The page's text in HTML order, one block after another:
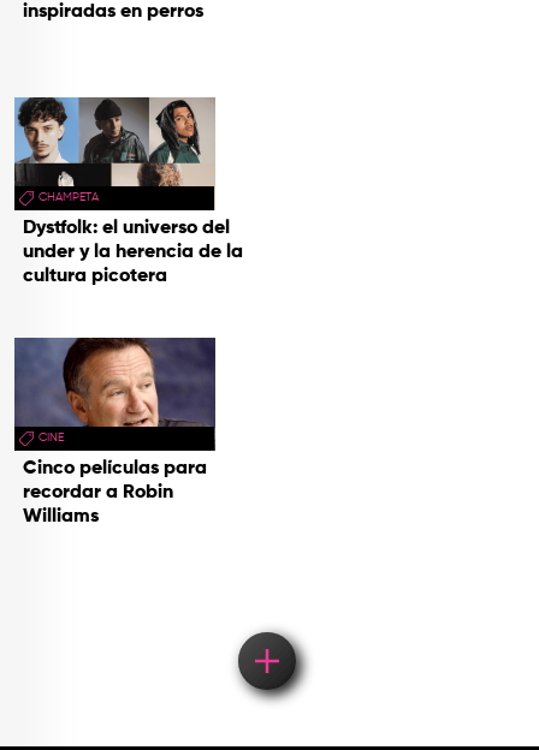
inspiradas en perros
CHAMPETA
Dystfolk: el universo del
under y la herencia de la
cultura picotera
CINE
Cinco películas para
recordar a Robin
Williams